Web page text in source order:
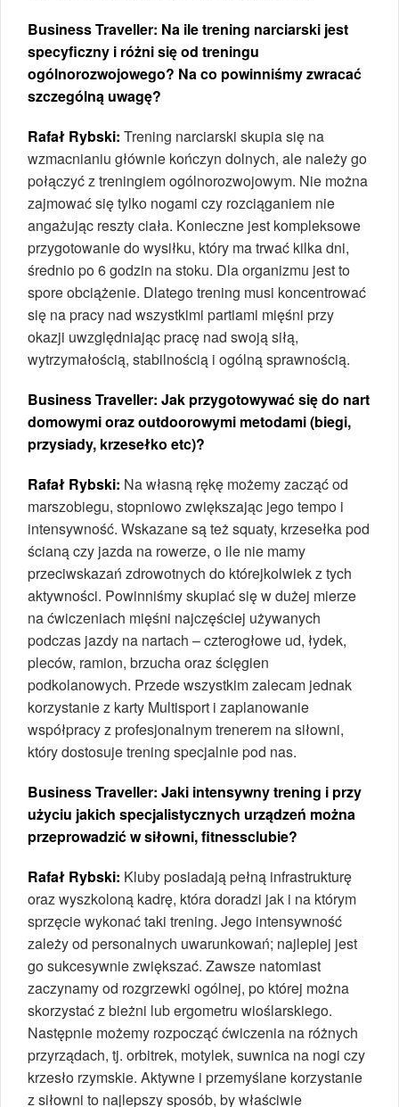
Business Traveller: Na ile trening narciarski jest
specyficzny i różni się od treningu
ogólnorozwojowego? Na co powinniśmy zwracać
szczególną uwagę?
Rafał Rybski: Trening narciarski skupia się na
wzmacnianiu głównie kończyn dolnych, ale należy go
połączyć z treningiem ogólnorozwojowym. Nie można
zajmować się tylko nogami czy rozciąganiem nie
angażując reszty ciała. Konieczne jest kompleksowe
przygotowanie do wysiłku, który ma trwać kilka dni,
średnio po 6 godzin na stoku. Dla organizmu jest to
spore obciążenie. Dlatego trening musi koncentrować
się na pracy nad wszystkimi partiami mięśni przy
okazji uwzględniając pracę nad swoją siłą,
wytrzymałością, stabilnością i ogólną sprawnością.
Business Traveller: Jak przygotowywać się do nart
domowymi oraz outdoorowymi metodami (biegi,
przysiady, krzesełko etc)?
Rafał Rybski: Na własną rękę możemy zacząć od
marszobiegu, stopniowo zwiększając jego tempo i
intensywność. Wskazane są też squaty, krzesełka pod
ścianą czy jazda na rowerze, o ile nie mamy
przeciwskazań zdrowotnych do którejkolwiek z tych
aktywności. Powinniśmy skupiać się w dużej mierze
na ćwiczeniach mięśni najczęściej używanych
podczas jazdy na nartach – czterogłowe ud, łydek,
pleców, ramion, brzucha oraz ścięgien
podkolanowych. Przede wszystkim zalecam jednak
korzystanie z karty Multisport i zaplanowanie
współpracy z profesjonalnym trenerem na siłowni,
który dostosuje trening specjalnie pod nas.
Business Traveller: Jaki intensywny trening i przy
użyciu jakich specjalistycznych urządzeń można
przeprowadzić w siłowni, fitnessclubie?
Rafał Rybski: Kluby posiadają pełną infrastrukturę
oraz wyszkoloną kadrę, która doradzi jak i na którym
sprzęcie wykonać taki trening. Jego intensywność
zależy od personalnych uwarunkowań; najlepiej jest
go sukcesywnie zwiększać. Zawsze natomiast
zaczynamy od rozgrzewki ogólnej, po której można
skorzystać z bieżni lub ergometru wioślarskiego.
Następnie możemy rozpocząć ćwiczenia na różnych
przyrządach, tj. orbitrek, motylek, suwnica na nogi czy
krzesło rzymskie. Aktywne i przemyślane korzystanie
z siłowni to najlepszy sposób, by właściwie